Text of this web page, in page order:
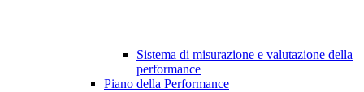
Sistema di misurazione e valutazione della
performance
Piano della Performance